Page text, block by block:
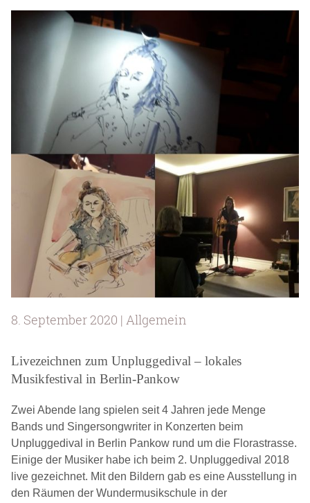
8. September 2020 | Allgemein
Livezeichnen zum Unpluggedival – lokales
Musikfestival in Berlin-Pankow
Zwei Abende lang spielen seit 4 Jahren jede Menge
Bands und Singersongwriter in Konzerten beim
Unpluggedival in Berlin Pankow rund um die Florastrasse.
Einige der Musiker habe ich beim 2. Unpluggedival 2018
live gezeichnet. Mit den Bildern gab es eine Ausstellung in
den Räumen der Wundermusikschule in der